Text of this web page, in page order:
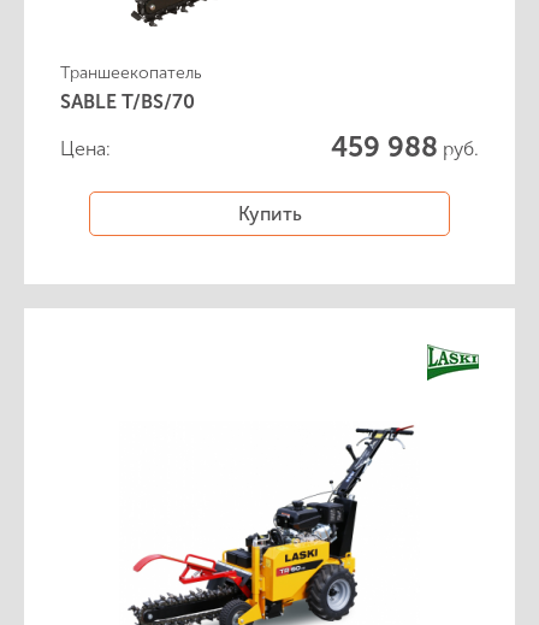
Траншеекопатель
SABLE T/BS/70
Цена: 459 988 руб.
Купить